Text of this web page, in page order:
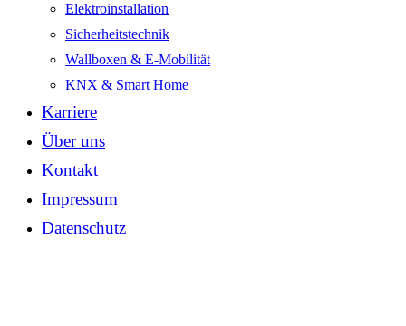
Elektroinstallation
Sicherheitstechnik
Wallboxen & E-Mobilität
KNX & Smart Home
Karriere
Über uns
Kontakt
Impressum
Datenschutz